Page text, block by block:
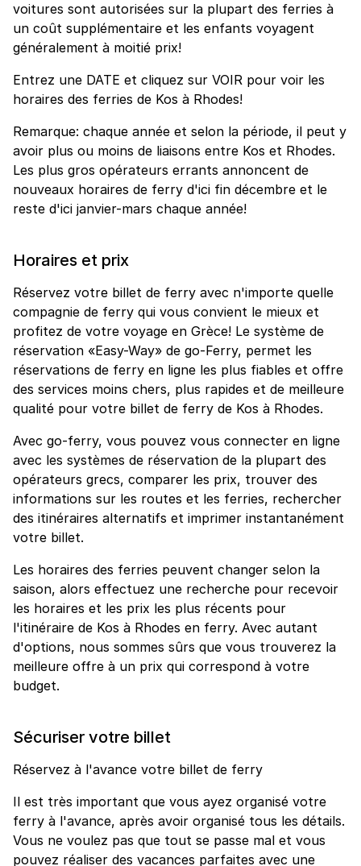
voitures sont autorisées sur la plupart des ferries à
un coût supplémentaire et les enfants voyagent
généralement à moitié prix!
Entrez une DATE et cliquez sur VOIR pour voir les
horaires des ferries de Kos à Rhodes!
Remarque: chaque année et selon la période, il peut y
avoir plus ou moins de liaisons entre Kos et Rhodes.
Les plus gros opérateurs errants annoncent de
nouveaux horaires de ferry d'ici fin décembre et le
reste d'ici janvier-mars chaque année!
Horaires et prix
Réservez votre billet de ferry avec n'importe quelle
compagnie de ferry qui vous convient le mieux et
profitez de votre voyage en Grèce! Le système de
réservation «Easy-Way» de go-Ferry, permet les
réservations de ferry en ligne les plus fiables et offre
des services moins chers, plus rapides et de meilleure
qualité pour votre billet de ferry de Kos à Rhodes.
Avec go-ferry, vous pouvez vous connecter en ligne
avec les systèmes de réservation de la plupart des
opérateurs grecs, comparer les prix, trouver des
informations sur les routes et les ferries, rechercher
des itinéraires alternatifs et imprimer instantanément
votre billet.
Les horaires des ferries peuvent changer selon la
saison, alors effectuez une recherche pour recevoir
les horaires et les prix les plus récents pour
l'itinéraire de Kos à Rhodes en ferry. Avec autant
d'options, nous sommes sûrs que vous trouverez la
meilleure offre à un prix qui correspond à votre
budget.
Sécuriser votre billet
Réservez à l'avance votre billet de ferry
Il est très important que vous ayez organisé votre
ferry à l'avance, après avoir organisé tous les détails.
Vous ne voulez pas que tout se passe mal et vous
pouvez réaliser des vacances parfaites avec une